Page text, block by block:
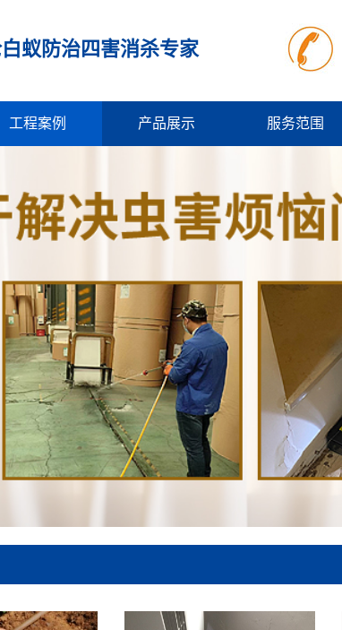
蚁防治四害消杀专家
工程案例 产品展示 服务范围